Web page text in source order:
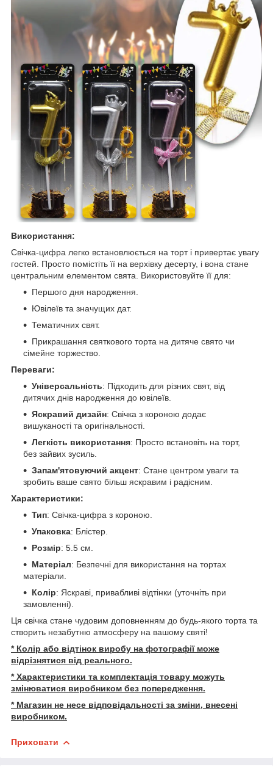
Використання:
Свічка-цифра легко встановлюється на торт і привертає увагу
гостей. Просто помістіть її на верхівку десерту, і вона стане
центральним елементом свята. Використовуйте її для:
Першого дня народження.
Ювілеїв та значущих дат.
Тематичних свят.
Прикрашання святкового торта на дитяче свято чи
сімейне торжество.
Переваги:
Універсальність: Підходить для різних свят, від
дитячих днів народження до ювілеїв.
Яскравий дизайн: Свічка з короною додає
вишуканості та оригінальності.
Легкість використання: Просто встановіть на торт,
без зайвих зусиль.
Запам'ятовуючий акцент: Стане центром уваги та
зробить ваше свято більш яскравим і радісним.
Характеристики:
Тип: Свічка-цифра з короною.
Упаковка: Блістер.
Розмір: 5.5 см.
Матеріал: Безпечні для використання на тортах
матеріали.
Колір: Яскраві, привабливі відтінки (уточніть при
замовленні).
Ця свічка стане чудовим доповненням до будь-якого торта та
створить незабутню атмосферу на вашому святі!
* Колір або відтінок виробу на фотографії може
відрізнятися від реального.
* Характеристики та комплектація товару можуть
змінюватися виробником без попередження.
* Магазин не несе відповідальності за зміни, внесені
виробником.
Приховати